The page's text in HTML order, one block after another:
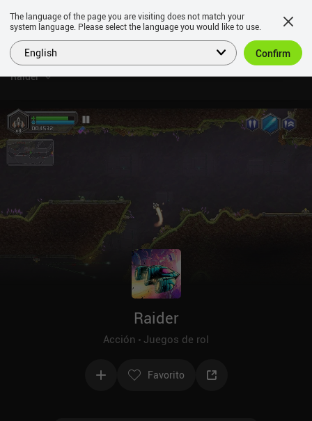
Raider
Raider
Acción Juegos de rol
Favorito
The language of the page you are visiting does not match your
system language. Please select the language you would like to use.
English Confirm